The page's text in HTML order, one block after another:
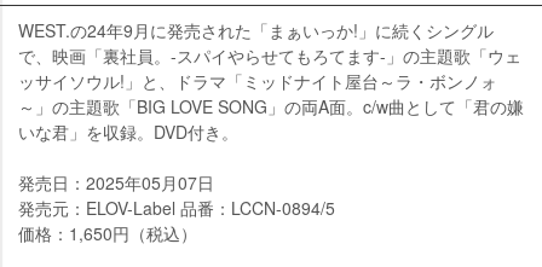
WEST.の24年9月に発売された「まぁいっか!」に続くシングル
で、映画「裏社員。-スパイやらせてもろてます-」の主題歌「ウェ
ッサイソウル!」と、ドラマ「ミッドナイト屋台～ラ・ボンノォ
～」の主題歌「BIG LOVE SONG」の両A面。c/w曲として「君の嫌
いな君」を収録。DVD付き。
発売日：2025年05月07日
発売元：ELOV-Label 品番：LCCN-0894/5
価格：1,650円（税込）